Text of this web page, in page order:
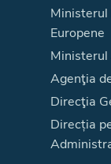
Europene
Agenţia
Direcţia
Direcția